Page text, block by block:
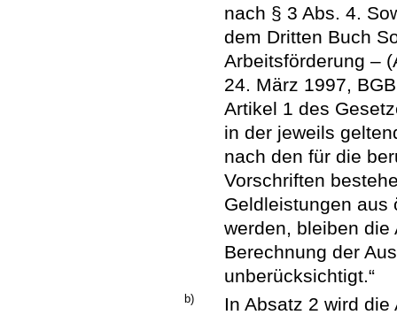
nach § 3 Abs. 4.
dem Dritten Buch
Arbeitsförderung –
24. März 1997,
Artikel 1 des
in der jeweils
nach den für die
Vorschriften
Geldleistungen aus
werden, bleiben
Berechnung der
unberücksichtigt.“
b)
In Absatz 2 wird die